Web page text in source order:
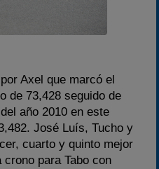
Axel que marcó el
de 73,428 seguido de
año 2010 en este
José Luís, Tucho y
cuarto y quinto mejor
para Tabo con